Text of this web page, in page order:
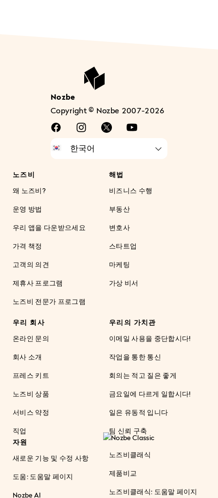
Nozbe
Copyright © Nozbe 2007-2026
노즈비
왜 노즈비?
운영 방법
우리 앱을 다운받으세요
가격 책정
고객의 의견
제휴사 프로그램
노즈비 전문가 프로그램
해법
비즈니스 수행
부동산
변호사
스타트업
마케팅
가상 비서
우리 회사
온라인 문의
회사 소개
프레스 키트
노즈비 상품
서비스 약정
직업
우리의 가치관
이메일 사용을 중단합시다!
작업을 통한 통신
회의는 적고 질은 좋게
금요일에 다르게 일합시다!
일은 유동적 입니다
팀 신뢰 구축
자원
새로운 기능 및 수정 사항
도움: 도움말 페이지
Nozbe AI
노즈비클래식
제품비교
노즈비클래식: 도움말 페이지